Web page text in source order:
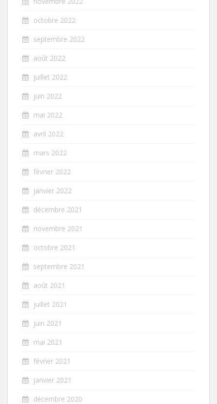
octobre 2022
septembre 2022
août 2022
juillet 2022
juin 2022
mai 2022
avril 2022
mars 2022
février 2022
janvier 2022
décembre 2021
novembre 2021
octobre 2021
septembre 2021
août 2021
juillet 2021
juin 2021
mai 2021
février 2021
janvier 2021
décembre 2020